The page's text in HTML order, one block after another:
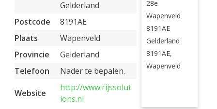
Gelderland
Postcode
8191AE
Plaats
Wapenveld
Provincie
Gelderland
Telefoon
Nader te bepalen.
Website
http://www.rijssolut
ions.nl
28e
Wapenveld
8191AE
Gelderland
8191AE,
Wapenveld